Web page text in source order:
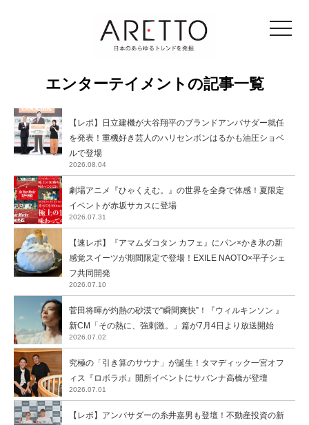
toggle
エンターテイメントの記事一覧
【レポ】日立建機が大谷翔平のブランドアンバサダー就任
を発表！重機好き芸人のハリセンボンはるかも油圧ショベ
ルで登場
2026.08.04
劇場アニメ『ひゃくえむ。』の世界を全身で体感！夏限定
イベントが赤坂サカスに登場
2026.07.31
【速レポ】『アマムダコタン カフェ』にパン×かき氷の新
感覚スイーツが期間限定で登場！EXILE NAOTO×平子シェ
フ共同開発
2026.07.10
菅田将暉が灼熱の砂漠で“瞬間爽快”！『ウィルキンソン 』
新CM「その熱に、強刺激。」篇が7月4日より放送開始
2026.07.02
究極の「引き算のサウナ」が誕生！タマディック一宮オフ
ィス『ロボラボ』開所イベントにサバンナ高橋が登壇
2026.07.01
【レポ】アンバサダーの糸井嘉男も登壇！不動産投資の新